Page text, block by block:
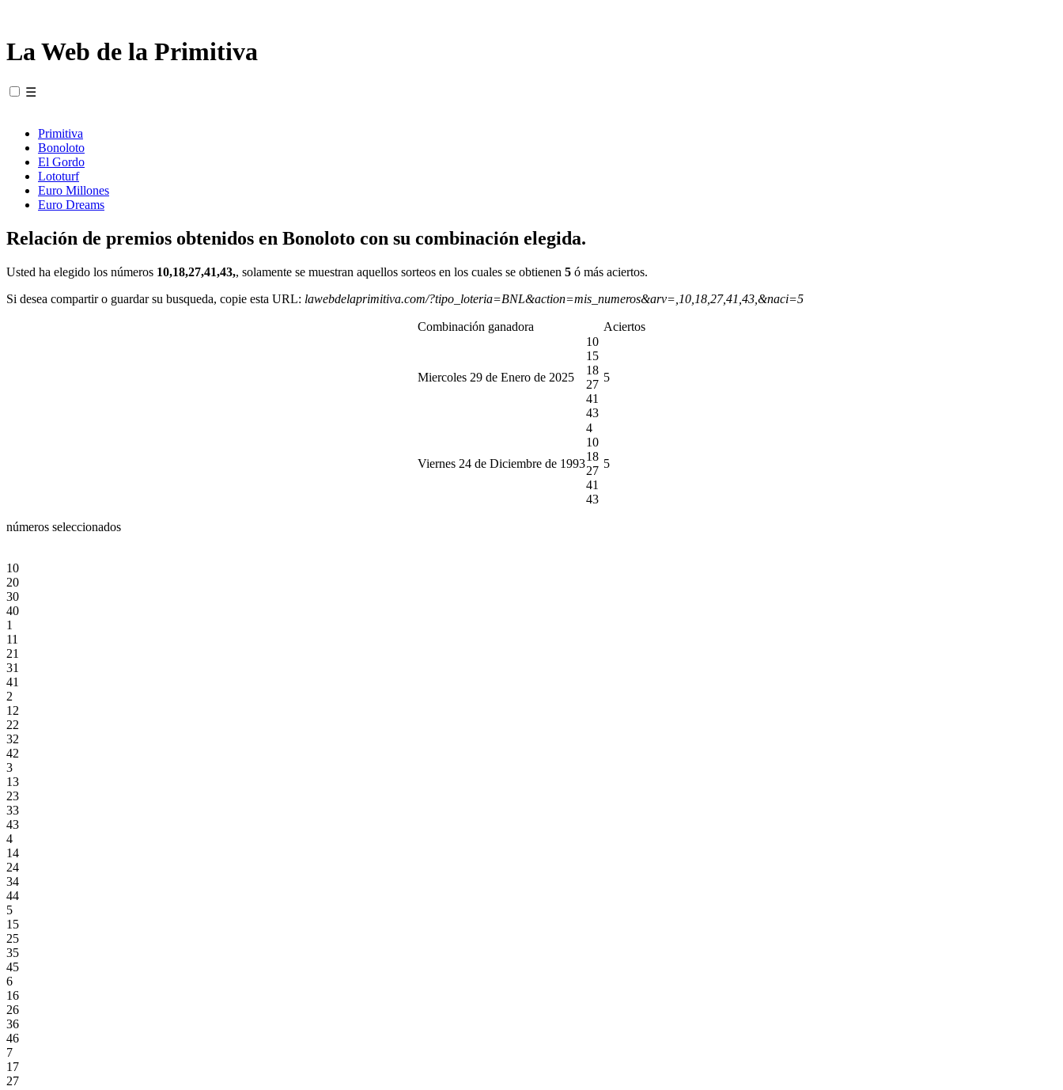
La Web de la Primitiva
☰
Primitiva
Bonoloto
El Gordo
Lototurf
Euro Millones
Euro Dreams
Relación de premios obtenidos en Bonoloto con su combinación elegida.
Usted ha elegido los números 10,18,27,41,43,, solamente se muestran aquellos sorteos en los cuales se obtienen 5 ó más aciertos.
Si desea compartir o guardar su busqueda, copie esta URL: lawebdelaprimitiva.com/?tipo_loteria=BNL&action=mis_numeros&arv=,10,18,27,41,43,&naci=5
Combinación ganadora Aciertos
Miercoles 29 de Enero de 2025
10
15
18
27
41
43
5
Viernes 24 de Diciembre de 1993
4
10
18
27
41
43
5
números seleccionados
10
20
30
40
1
11
21
31
41
2
12
22
32
42
3
13
23
33
43
4
14
24
34
44
5
15
25
35
45
6
16
26
36
46
7
17
27